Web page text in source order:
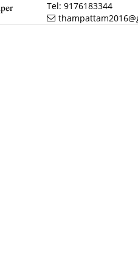
| பைனான்ஸ் | ரியல்
Tel: 9176183344